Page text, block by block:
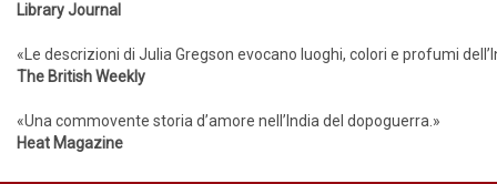
Library Journal
«Le descrizioni di Julia Gregson evocano luoghi, colori e profumi
The British Weekly
«Una commovente storia d’amore nell’India del dopoguerra.»
Heat Magazine